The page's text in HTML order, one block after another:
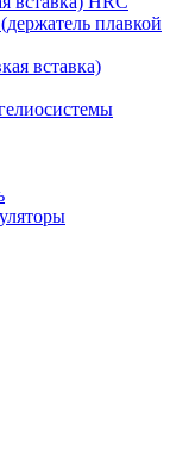
плавкой
вставка)